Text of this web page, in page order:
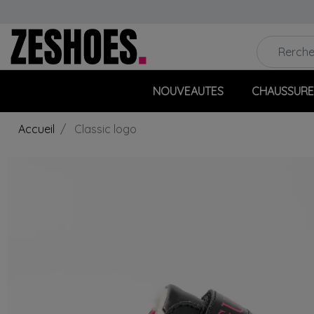
NOUVEAUTES
Accueil Classic logo